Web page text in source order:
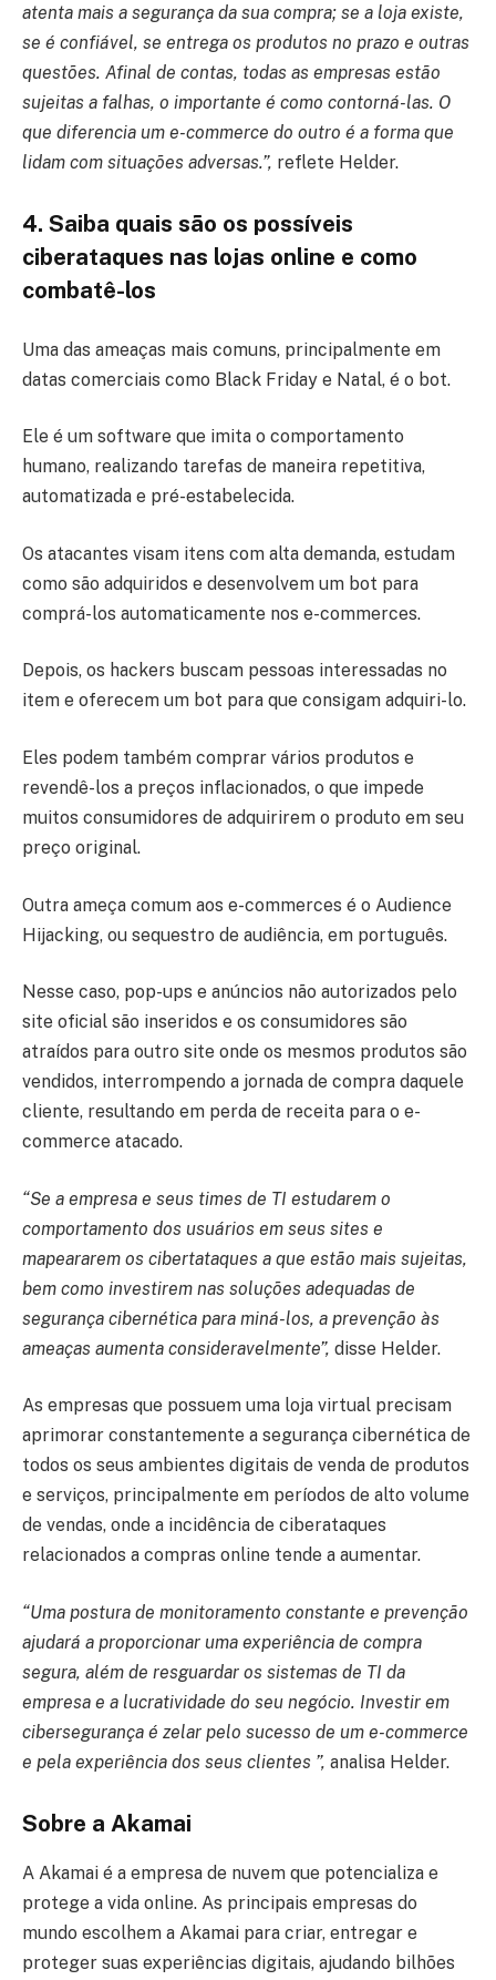
atenta mais a segurança da sua compra; se a loja existe,
se é confiável, se entrega os produtos no prazo e outras
questões. Afinal de contas, todas as empresas estão
sujeitas a falhas, o importante é como contorná-las. O
que diferencia um e-commerce do outro é a forma que
lidam com situações adversas.”, reflete Helder.
4. Saiba quais são os possíveis
ciberataques nas lojas online e como
combatê-los
Uma das ameaças mais comuns, principalmente em
datas comerciais como Black Friday e Natal, é o bot.
Ele é um software que imita o comportamento
humano, realizando tarefas de maneira repetitiva,
automatizada e pré-estabelecida.
Os atacantes visam itens com alta demanda, estudam
como são adquiridos e desenvolvem um bot para
comprá-los automaticamente nos e-commerces.
Depois, os hackers buscam pessoas interessadas no
item e oferecem um bot para que consigam adquiri-lo.
Eles podem também comprar vários produtos e
revendê-los a preços inflacionados, o que impede
muitos consumidores de adquirirem o produto em seu
preço original.
Outra ameça comum aos e-commerces é o Audience
Hijacking, ou sequestro de audiência, em português.
Nesse caso, pop-ups e anúncios não autorizados pelo
site oficial são inseridos e os consumidores são
atraídos para outro site onde os mesmos produtos são
vendidos, interrompendo a jornada de compra daquele
cliente, resultando em perda de receita para o e-
commerce atacado.
“Se a empresa e seus times de TI estudarem o
comportamento dos usuários em seus sites e
mapeararem os cibertataques a que estão mais sujeitas,
bem como investirem nas soluções adequadas de
segurança cibernética para miná-los, a prevenção às
ameaças aumenta consideravelmente”, disse Helder.
As empresas que possuem uma loja virtual precisam
aprimorar constantemente a segurança cibernética de
todos os seus ambientes digitais de venda de produtos
e serviços, principalmente em períodos de alto volume
de vendas, onde a incidência de ciberataques
relacionados a compras online tende a aumentar.
“Uma postura de monitoramento constante e prevenção
ajudará a proporcionar uma experiência de compra
segura, além de resguardar os sistemas de TI da
empresa e a lucratividade do seu negócio. Investir em
cibersegurança é zelar pelo sucesso de um e-commerce
e pela experiência dos seus clientes ”, analisa Helder.
Sobre a Akamai
A Akamai é a empresa de nuvem que potencializa e
protege a vida online. As principais empresas do
mundo escolhem a Akamai para criar, entregar e
proteger suas experiências digitais, ajudando bilhões